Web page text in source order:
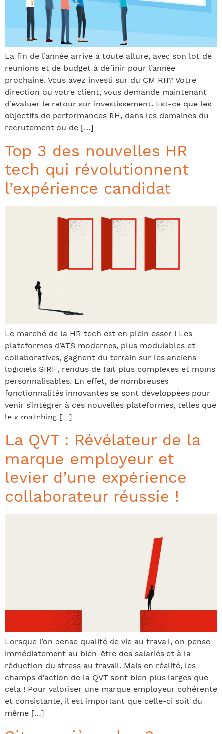
La fin de l’année arrive à toute allure, avec son lot de
réunions et de budget à définir pour l’année
prochaine. Vous avez investi sur du CM RH? Votre
direction ou votre client, vous demande maintenant
d’évaluer le retour sur investissement. Est-ce que les
objectifs de performances RH, dans les domaines du
recrutement ou de […]
Top 3 des nouvelles HR
tech qui révolutionnent
l’expérience candidat
Le marché de la HR tech est en plein essor ! Les
plateformes d’ATS modernes, plus modulables et
collaboratives, gagnent du terrain sur les anciens
logiciels SIRH, rendus de fait plus complexes et moins
personnalisables. En effet, de nombreuses
fonctionnalités innovantes se sont développées pour
venir s’intégrer à ces nouvelles plateformes, telles que
le « matching […]
La QVT : Révélateur de la
marque employeur et
levier d’une expérience
collaborateur réussie !
Lorsque l’on pense qualité de vie au travail, on pense
immédiatement au bien-être des salariés et à la
réduction du stress au travail. Mais en réalité, les
champs d’action de la QVT sont bien plus larges que
cela ! Pour valoriser une marque employeur cohérente
et consistante, il est important que celle-ci soit du
même […]